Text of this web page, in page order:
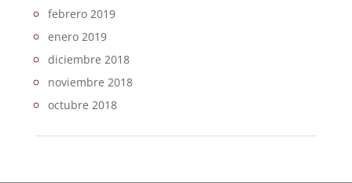
febrero 2019
enero 2019
diciembre 2018
noviembre 2018
octubre 2018